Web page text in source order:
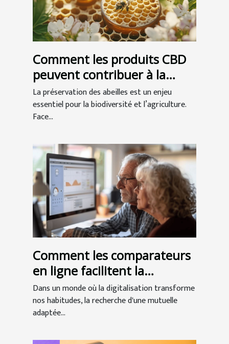
Comment les produits CBD
peuvent contribuer à la
préservation des abeilles ?
La préservation des abeilles est un enjeu
essentiel pour la biodiversité et l’agriculture.
Face...
Comment les comparateurs
en ligne facilitent la
recherche de mutuelles
seniors
Dans un monde où la digitalisation transforme
nos habitudes, la recherche d'une mutuelle
adaptée...